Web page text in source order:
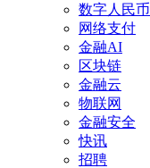
数字人民币
网络支付
金融AI
区块链
金融云
物联网
金融安全
快讯
招聘